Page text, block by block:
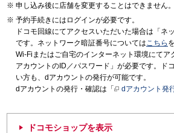
申し込み後に店舗を変更することはできません。
予約手続きにはログインが必要です。
ドコモ回線にてアクセスいただいた場合は「ネ
です。ネットワーク暗証番号についてはこちら
Wi-Fiまたはご自宅のインターネット環境にてア
アカウントのID／パスワード」が必要です。ド
い方も、dアカウントの発行が可能です。
dアカウントの発行・確認は「
dアカウント発
ドコモショップを表示